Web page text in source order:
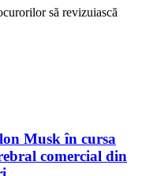
să revizuiască
Musk în cursa
comercial din